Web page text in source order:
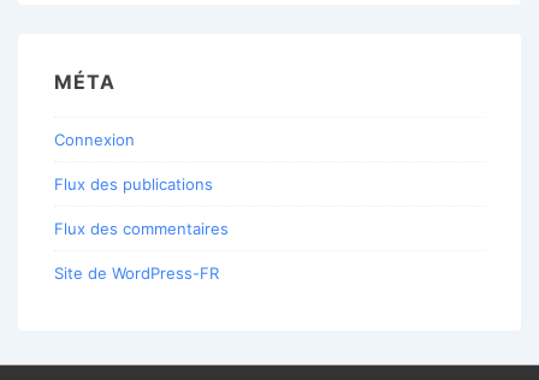
MÉTA
Connexion
Flux des publications
Flux des commentaires
Site de WordPress-FR